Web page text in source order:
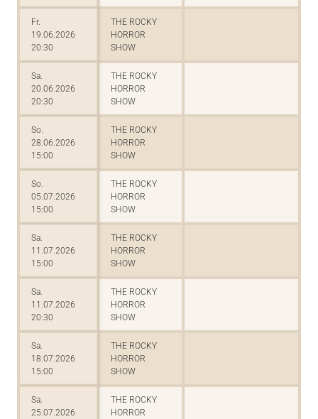
Fr.
19.06.2026
20:30
THE ROCKY
HORROR
SHOW
Sa.
20.06.2026
20:30
THE ROCKY
HORROR
SHOW
So.
28.06.2026
15:00
THE ROCKY
HORROR
SHOW
So.
05.07.2026
15:00
THE ROCKY
HORROR
SHOW
Sa.
11.07.2026
15:00
THE ROCKY
HORROR
SHOW
Sa.
11.07.2026
20:30
THE ROCKY
HORROR
SHOW
Sa.
18.07.2026
15:00
THE ROCKY
HORROR
SHOW
Sa.
25.07.2026
THE ROCKY
HORROR